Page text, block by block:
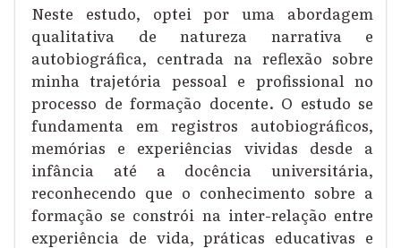
Neste estudo, optei por uma abordagem
qualitativa de natureza narrativa e
autobiográfica, centrada na reflexão sobre
minha trajetória pessoal e profissional no
processo de formação docente. O estudo se
fundamenta em registros autobiográficos,
memórias e experiências vividas desde a
infância até a docência universitária,
reconhecendo que o conhecimento sobre a
formação se constrói na inter-relação entre
experiência de vida, práticas educativas e